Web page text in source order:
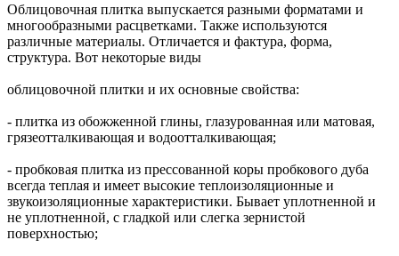
Облицовочная плитка выпускается разными форматами и
многообразными расцветками. Также используются
различные материалы. Отличается и фактура, форма,
структура. Вот некоторые виды
облицовочной плитки и их основные свойства:
- плитка из обожженной глины, глазурованная или матовая,
грязеотталкивающая и водоотталкивающая;
- пробковая плитка из прессованной коры пробкового дуба
всегда теплая и имеет высокие теплоизоляционные и
звукоизоляционные характеристики. Бывает уплотненной и
не уплотненной, с гладкой или слегка зернистой
поверхностью;